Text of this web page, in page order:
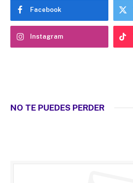
Facebook
Instagram
NO TE PUEDES PERDER